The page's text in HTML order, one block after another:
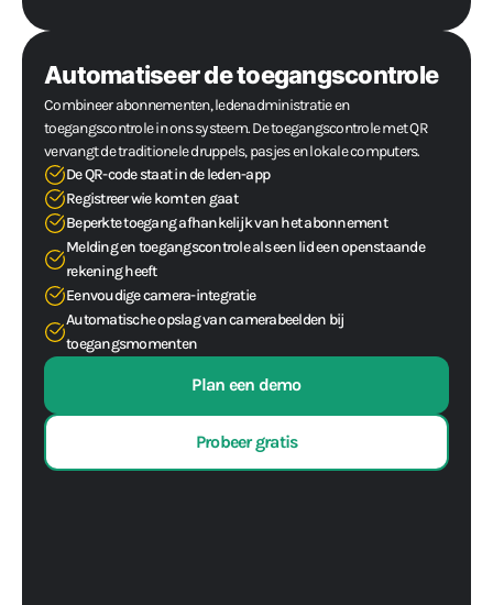
Automatiseer de toegangscontrole
Combineer abonnementen, ledenadministratie en
toegangscontrole in ons systeem. De toegangscontrole met QR
vervangt de traditionele druppels, pasjes en lokale computers.
De QR-code staat in de leden-app
Registreer wie komt en gaat
Beperkte toegang afhankelijk van het abonnement
Melding en toegangscontrole als een lid een openstaande
rekening heeft
Eenvoudige camera-integratie
Automatische opslag van camerabeelden bij
toegangsmomenten
Plan een demo
Probeer gratis